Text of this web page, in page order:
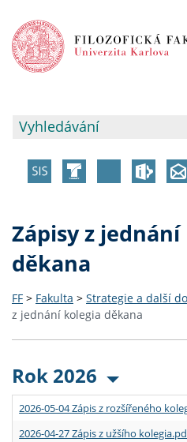
Zápisy z
děkana
FF > Fakulta > Strategie a další
z jednání kolegia děkana
Rok 2026
2026-05-04 Zápis z rozšířeného
2026-04-27 Zápis z užšího